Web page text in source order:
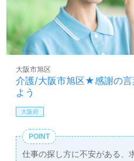
介護/大阪市旭区★感謝の
よう
大阪市旭区
大阪府
POINT
仕事の探し方に不安がある、